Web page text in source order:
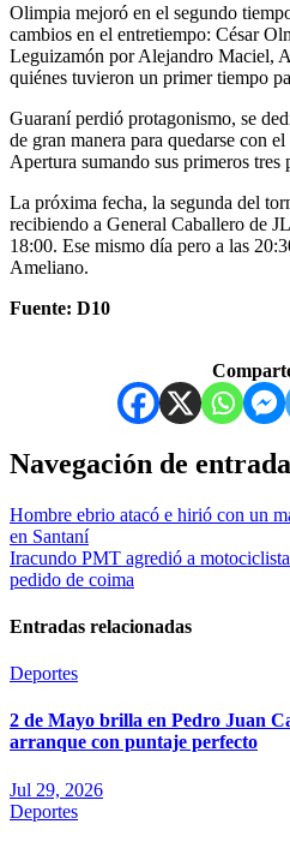
Olimpia mejoró en el segundo
cambios en el entretiempo: César
Leguizamón por Alejandro Maciel,
quiénes tuvieron un primer tiempo
Guaraní perdió protagonismo, se
de gran manera para quedarse con
Apertura sumando sus primeros tres
La próxima fecha, la segunda del
recibiendo a General Caballero de
18:00. Ese mismo día pero a las
Ameliano.
Fuente: D10
Navegación de
Hombre ebrio atacó e hirió con un
en Santaní
Iracundo PMT agredió a
pedido de coima
Entradas relacionadas
Deportes
2 de Mayo brilla en Pedro Juan
arranque con puntaje perfecto
Jul 29, 2026
Deportes